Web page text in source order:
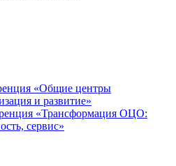
«Общие центры
и развитие»
«Трансформация ОЦО:
сервис»